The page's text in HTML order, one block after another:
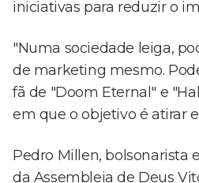
iniciativas para reduzir o
"Numa sociedade leiga,
de marketing mesmo.
fã de "Doom Eternal" e
em que o objetivo é atirar
Pedro Millen, bolsonarista
da Assembleia de Deus